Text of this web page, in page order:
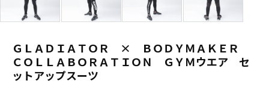
ＧＬＡＤＩＡＴＯＲ × ＢＯＤＹＭＡＫＥＲ
ＣＯＬＬＡＢＯＲＡＴＩＯＮ ＧＹＭウエア セ
ットアップスーツ